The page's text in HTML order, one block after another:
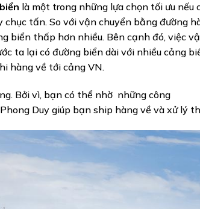
là một trong những lựa chọn tối ưu nếu
tấn. So với vận chuyển bằng đường
biển thấp hơn nhiều. Bên cạnh đó, việc
ta lại có đường biển dài với nhiều cảng
hàng về tới cảng VN.
Bởi vì, bạn có thể nhờ những công
Duy giúp bạn ship hàng về và xử lý